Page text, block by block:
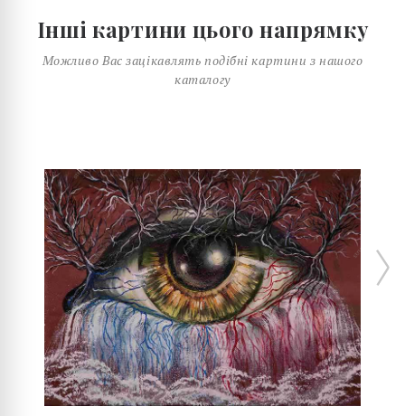
Інші картини цього напрямку
Можливо Вас зацікавлять подібні картини з нашого
каталогу